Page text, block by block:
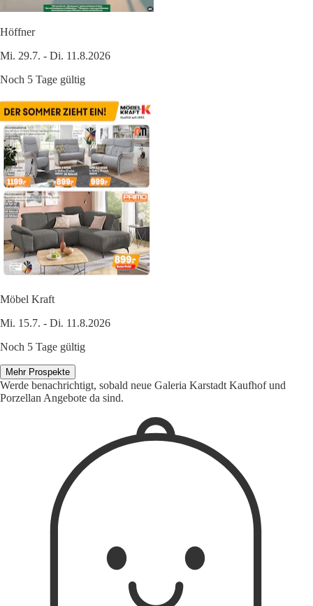
Höffner
Mi. 29.7. - Di. 11.8.2026
Noch 5 Tage gültig
Möbel Kraft
Mi. 15.7. - Di. 11.8.2026
Noch 5 Tage gültig
Mehr Prospekte
Werde benachrichtigt, sobald neue Galeria Karstadt Kaufhof und
Porzellan Angebote da sind.